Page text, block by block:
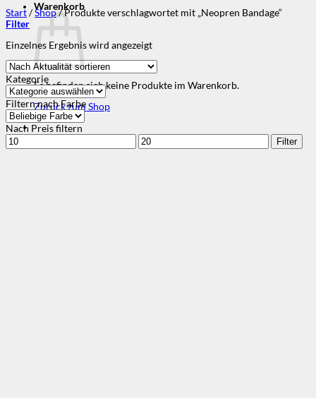
Warenkorb
Es befinden sich keine Produkte im Warenkorb.
Zurück zum Shop
Start/Shop/Produkte verschlagwortet mit „Neopren Bandage“
Filter
Einzelnes Ergebnis wird angezeigt
Kategorie
Filtern nach Farbe
Nach Preis filtern
Min.
Preis
Max.
Preis
Filter